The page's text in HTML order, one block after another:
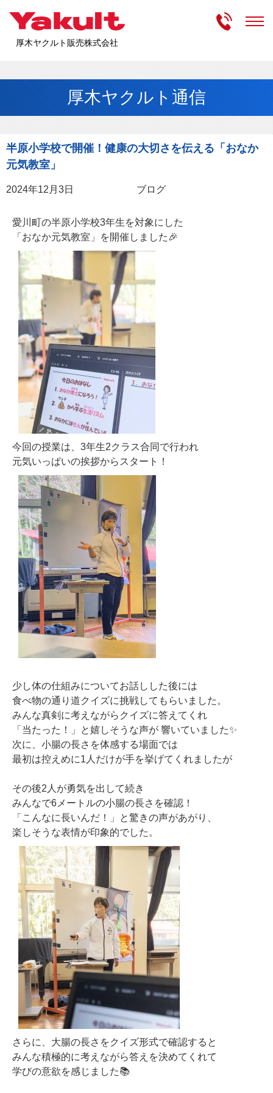
厚木ヤクルト販売株式会社
受付時
厚木ヤクルト通信
半原小学校で開催！健康の大切さを伝える「おなか
元気教室」
2024年12月3日 ブログ
愛川町の半原小学校3年生を対象にした
「おなか元気教室」を開催しました🎉
今回の授業は、3年生2クラス合同で行われ
元気いっぱいの挨拶からスタート！
少し体の仕組みについてお話しした後には
食べ物の通り道クイズに挑戦してもらいました。
みんな真剣に考えながらクイズに答えてくれ
「当たった！」と嬉しそうな声が 響いていました✨
次に、小腸の長さを体感する場面では
最初は控えめに1人だけが手を挙げてくれましたが
その後2人が勇気を出して続き
みんなで6メートルの小腸の長さを確認！
「こんなに長いんだ！」と驚きの声があがり、
楽しそうな表情が印象的でした。
さらに、大腸の長さをクイズ形式で確認すると
みんな積極的に考えながら答えを決めてくれて
学びの意欲を感じました📚